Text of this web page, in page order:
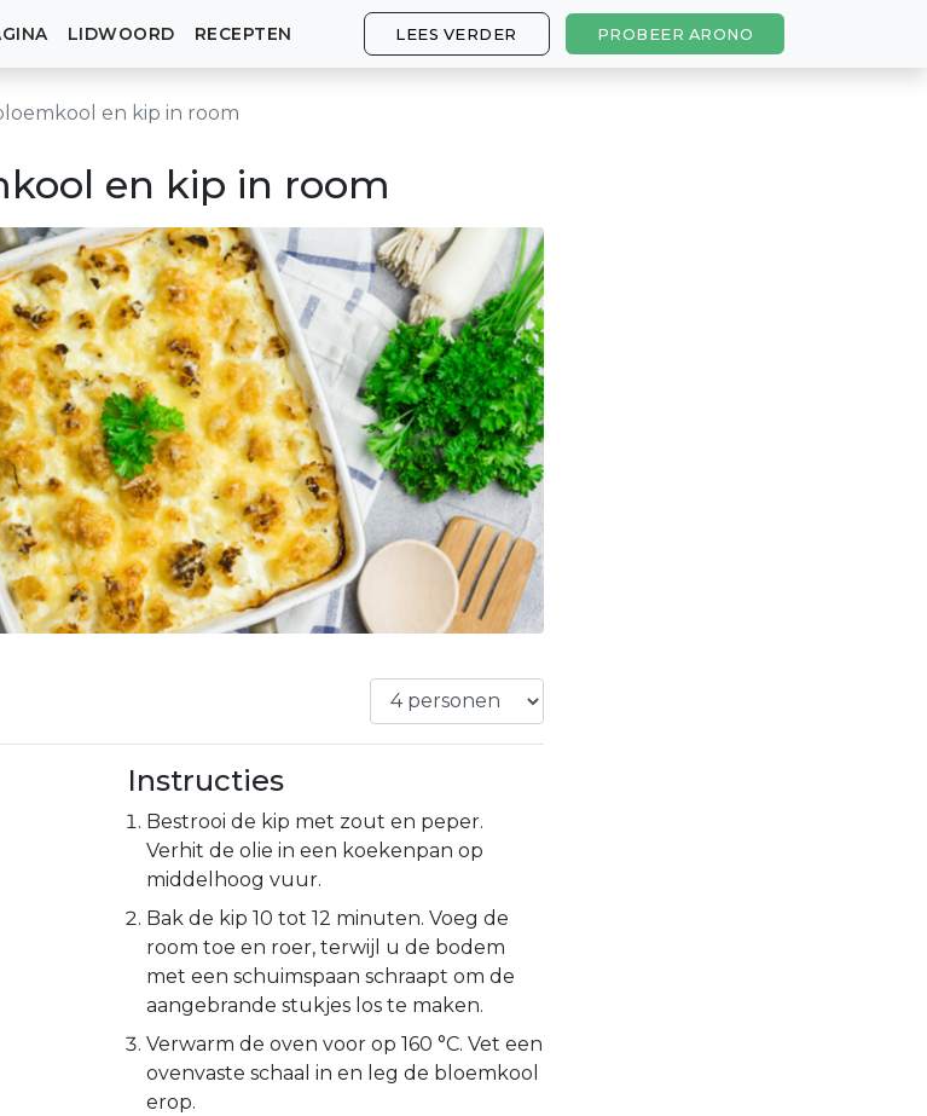
LIDWOORD RECEPTEN LEES VERDER PROBEER ARONO
en kip in room
en kip in room
Instructies
Bestrooi de kip met zout en peper.
Verhit de olie in een koekenpan op
middelhoog vuur.
Bak de kip 10 tot 12 minuten. Voeg de
room toe en roer, terwijl u de bodem
met een schuimspaan schraapt om de
aangebrande stukjes los te maken.
Verwarm de oven voor op 160 °C. Vet een
ovenvaste schaal in en leg de bloemkool
erop.